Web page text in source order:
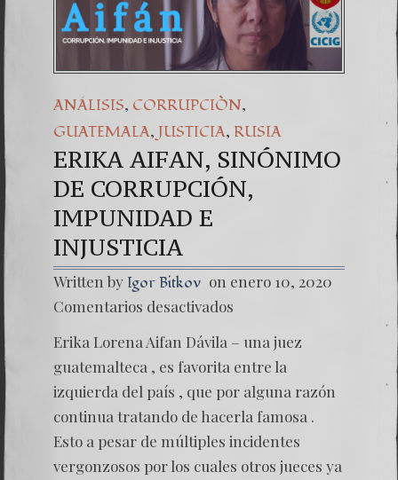
Una señal de
7. NUESTRA
ANÁLISIS, CORRUPCIÒN,
GUATEMALA, JUSTICIA, RUSIA
ERIKA AIFAN, SINÓNIMO
DE CORRUPCIÓN,
IMPUNIDAD E
INJUSTICIA
Written by Igor Bitkov on enero 10, 2020
Comentarios desactivados
ERIKA
Erika Lorena Aifan Dávila – una juez
guatemalteca , es favorita entre la
izquierda del país , que por alguna razón
continua tratando de hacerla famosa .
Esto a pesar de múltiples incidentes
vergonzosos por los cuales otros jueces ya